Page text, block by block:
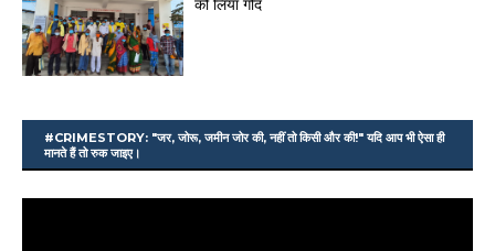
को लिया गोद
#CRIMESTORY: "जर, जोरू, जमीन जोर की, नहीं तो किसी और की!" यदि आप भी ऐसा ही
मानते हैं तो रुक जाइए।